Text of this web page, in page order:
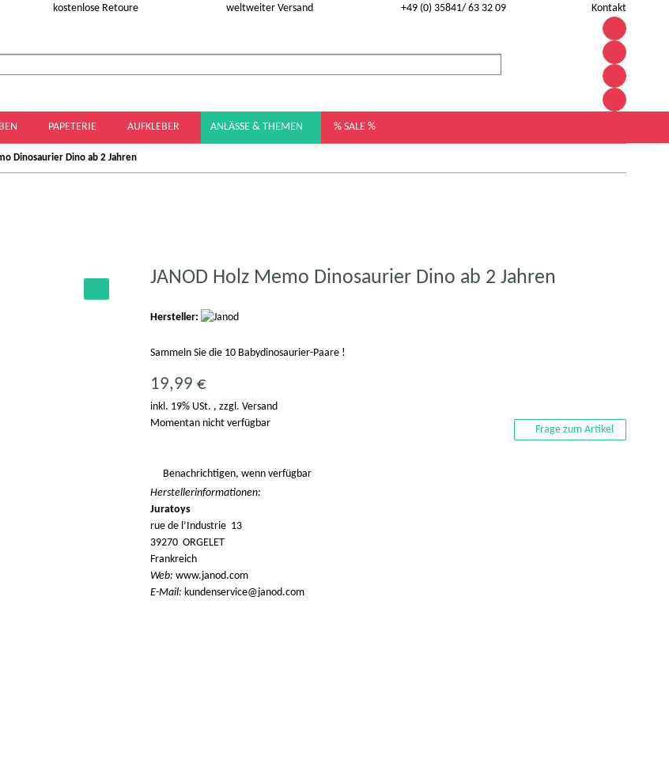
kostenlose Retoure weltweiter Versand +49 (0) 35841/ 63 32 09 Kontakt
PAPETERIE AUFKLEBER ANLÄSSE & THEMEN % SALE %
Dinosaurier Dino ab 2 Jahren
JANOD Holz Memo Dinosaurier Dino ab 2 Jahren
Hersteller:
Sammeln Sie die 10 Babydinosaurier-Paare !
19,99 €
inkl. 19% USt. , zzgl. Versand
Momentan nicht verfügbar
Frage zum Artikel
Benachrichtigen, wenn verfügbar
Herstellerinformationen:
Juratoys
rue de l’Industrie 13
39270 ORGELET
Frankreich
Web: www.janod.com
E-Mail: kundenservice@janod.com